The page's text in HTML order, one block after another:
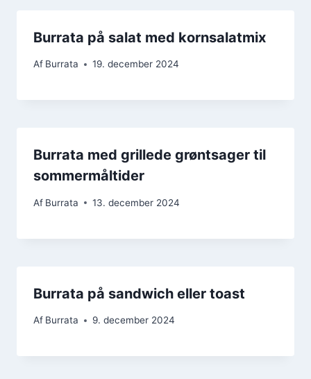
Burrata på salat med kornsalatmix
Af Burrata 19. december 2024
Burrata med grillede grøntsager til
sommermåltider
Af Burrata 13. december 2024
Burrata på sandwich eller toast
Af Burrata 9. december 2024